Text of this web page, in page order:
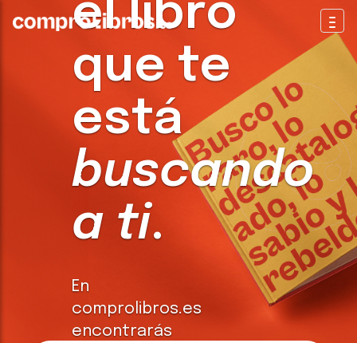
el libro
que te
está
buscando
a ti.
En
comprolibros.es
encontrarás